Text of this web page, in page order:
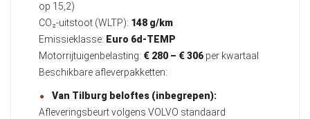
op 15,2)
CO₂-uitstoot (WLTP): 148 g/km
Emissieklasse: Euro 6d-TEMP
Motorrijtuigenbelasting: € 280 – € 306 per kwartaal
Beschikbare afleverpakketten:
Van Tilburg beloftes (inbegrepen):
Afleveringsbeurt volgens VOLVO standaard